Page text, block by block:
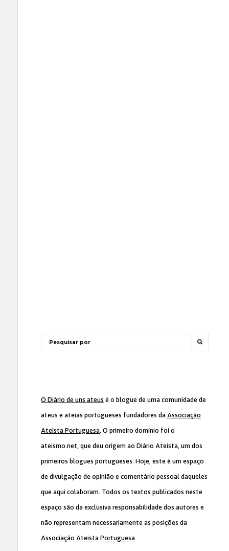
O Diário de uns ateus é o blogue de uma comunidade de
ateus e ateias portugueses fundadores da Associação
Ateísta Portuguesa. O primeiro domínio foi o
ateismo.net, que deu origem ao Diário Ateísta, um dos
primeiros blogues portugueses. Hoje, este é um espaço
de divulgação de opinião e comentário pessoal daqueles
que aqui colaboram. Todos os textos publicados neste
espaço são da exclusiva responsabilidade dos autores e
não representam necessariamente as posições da
Associação Ateísta Portuguesa.